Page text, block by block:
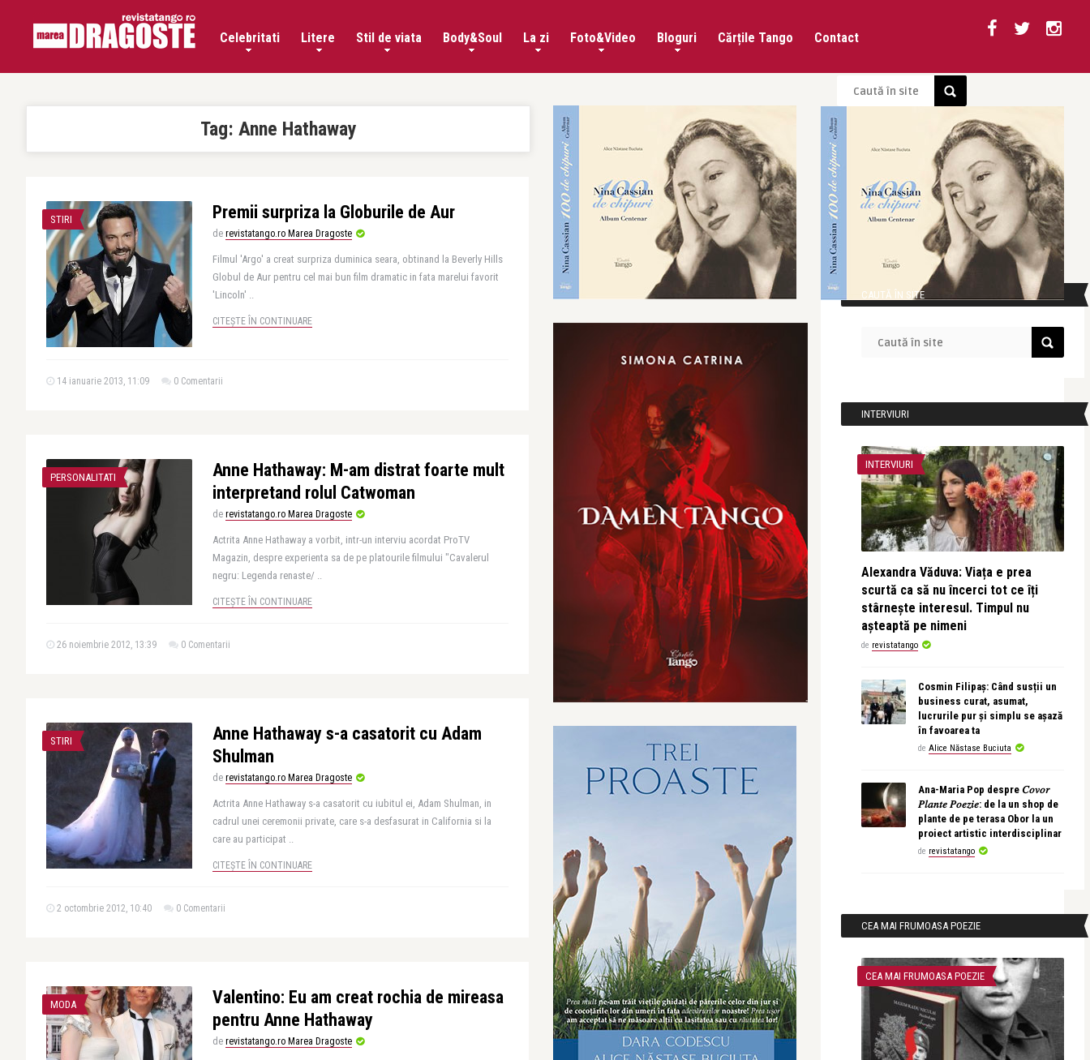
Celebritati Litere Stil de viata Body&Soul La zi Foto&Video Bloguri Cărțile Tango Contact
Tag: Anne Hathaway
STIRI Premii surpriza la Globurile de Aur
de revistatango.ro Marea Dragoste
Filmul 'Argo' a creat surpriza duminica seara, obtinand la Beverly Hills
Globul de Aur pentru cel mai bun film dramatic in fata marelui favorit
'Lincoln' ..
CITEȘTE ÎN CONTINUARE
14 ianuarie 2013, 11:09 0 Comentarii
PERSONALITATI
Anne Hathaway: M-am distrat foarte mult
interpretand rolul Catwoman
de revistatango.ro Marea Dragoste
Actrita Anne Hathaway a vorbit, intr-un interviu acordat ProTV
Magazin, despre experienta sa de pe platourile filmului "Cavalerul
negru: Legenda renaste/ ..
CITEȘTE ÎN CONTINUARE
26 noiembrie 2012, 13:39 0 Comentarii
STIRI
Anne Hathaway s-a casatorit cu Adam
Shulman
de revistatango.ro Marea Dragoste
Actrita Anne Hathaway s-a casatorit cu iubitul ei, Adam Shulman, in
cadrul unei ceremonii private, care s-a desfasurat in California si la
care au participat ..
CITEȘTE ÎN CONTINUARE
2 octombrie 2012, 10:40 0 Comentarii
MODA
Valentino: Eu am creat rochia de mireasa
pentru Anne Hathaway
de revistatango.ro Marea Dragoste
CAUTĂ ÎN SITE
INTERVIURI
INTERVIURI
Alexandra Văduva: Viața e prea
scurtă ca să nu încerci tot ce îți
stârnește interesul. Timpul nu
așteaptă pe nimeni
de revistatango
Cosmin Filipaș: Când susții un
business curat, asumat,
lucrurile pur și simplu se așază
în favoarea ta
de Alice Năstase Buciuta
Ana-Maria Pop despre 𝐶𝑜𝑣𝑜𝑟
𝑃𝑙𝑎𝑛𝑡𝑒 𝑃𝑜𝑒𝑧𝑖𝑒: de la un shop de
plante de pe terasa Obor la un
proiect artistic interdisciplinar
de revistatango
CEA MAI FRUMOASA POEZIE
CEA MAI FRUMOASA POEZIE